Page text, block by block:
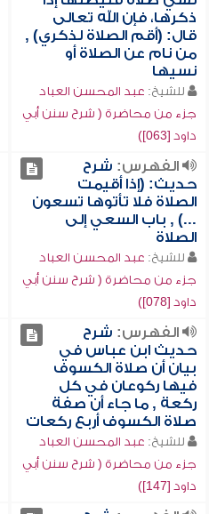
ذكرها، فإن الله تعالى
قال: (أقم الصلاة لذكري) ,
من نام عن الصلاة أو
نسيها
للشيخ: عبد المحسن العباد
جزء من محاضرة ( شرح سنن أبي
داود [063])
الفهرس: شرح
حديث: (إذا أقيمت
الصلاة فلا تأتوها تسعون
...) , باب السعي إلى
الصلاة
للشيخ: عبد المحسن العباد
جزء من محاضرة ( شرح سنن أبي
داود [078])
الفهرس: شرح
حديث ابن عباس في
بيان أن صلاة الكسوف
فيها ركوعان في كل
ركعة , ما جاء أن صفة
صلاة الكسوف أربع ركعات
للشيخ: عبد المحسن العباد
جزء من محاضرة ( شرح سنن أبي
داود [147])